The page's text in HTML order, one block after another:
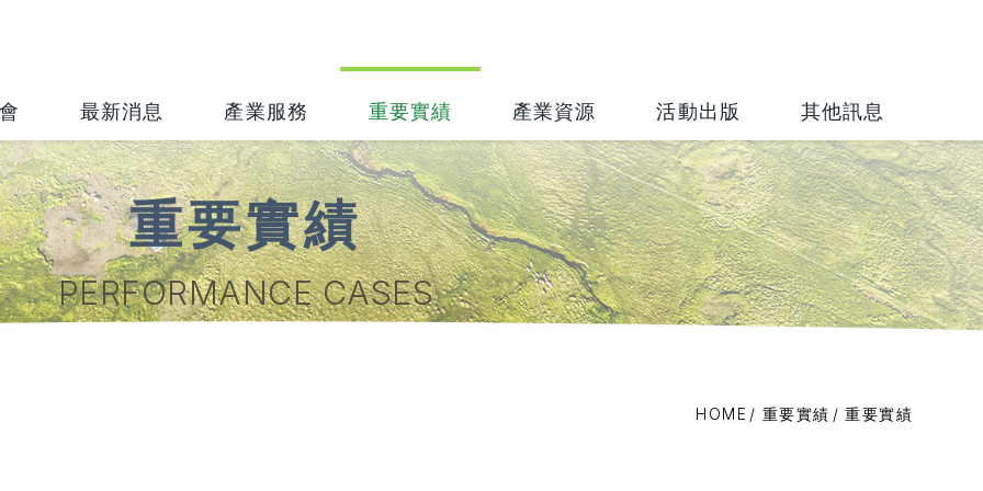
最新消息 產業服務 重要實績 產業資源 活動出版 其他訊息
重要實績
PERFORMANCE CASES
HOME 重要實績 重要實績